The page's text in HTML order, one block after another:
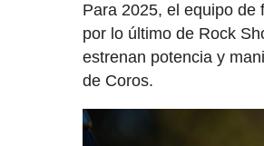
Para 2025, el equipo de
por lo último de Rock
estrenan potencia y
de Coros.